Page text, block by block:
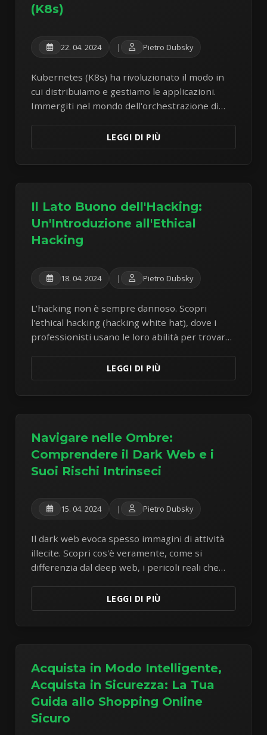
(K8s)
22. 04. 2024 | Pietro Dubsky
Kubernetes (K8s) ha rivoluzionato il modo in
cui distribuiamo e gestiamo le applicazioni.
Immergiti nel mondo dell'orchestrazione di
principali e i vantaggi.LEGGI DI PIÙ
Il Lato Buono dell'Hacking:
Un'Introduzione all'Ethical
Hacking
18. 04. 2024 | Pietro Dubsky
L'hacking non è sempre dannoso. Scopri
l'ethical hacking (hacking white hat), dove i
professionisti usano le loro abilità per trovare
che i criminali possano sfruttarle.
LEGGI DI PIÙ
Navigare nelle Ombre:
Comprendere il Dark Web e i
Suoi Rischi Intrinseci
15. 04. 2024 | Pietro Dubsky
Il dark web evoca spesso immagini di attività
illecite. Scopri cos'è veramente, come si
differenzia dal deep web, i pericoli reali che
LEGGI DI PIÙ
Acquista in Modo Intelligente,
Acquista in Sicurezza: La Tua
Guida allo Shopping Online
Sicuro